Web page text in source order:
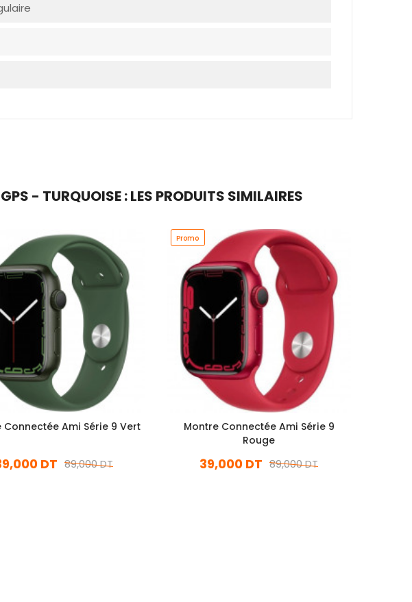
- TURQUOISE : LES PRODUITS SIMILAIRES
Connectée Ami Série 9 Vert
89,000 DT
DT
Promo
Montre Connectée Ami Série 9
Rouge
89,000 DT
39,000 DT